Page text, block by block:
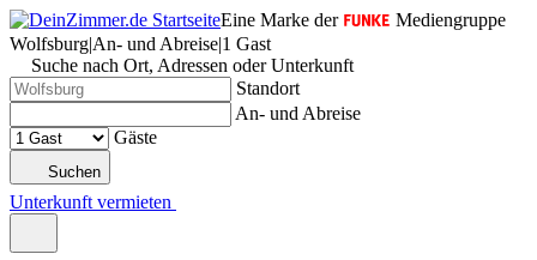
Eine Marke der
Mediengruppe
Wolfsburg|An- und Abreise|1 Gast
Suche nach Ort, Adressen oder Unterkunft
Standort
An- und Abreise
Gäste
Suchen
Unterkunft vermieten